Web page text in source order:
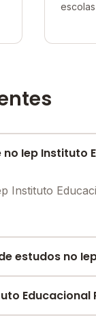
Iep Instituto
Instituto
estudos no
Escola e
Educacional